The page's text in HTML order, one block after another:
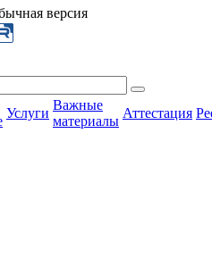
версия
Услуги
Важные
материалы
Аттестация